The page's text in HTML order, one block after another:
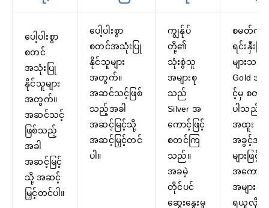
ပေါ့ပါးစွာ
စတင်
အသုံးပြု
နိုင်သူများ
အတွက်။
အဆင်သင့်
ဖြစ်သည့်
အခါ
အဆင့်မြင့်
သို့ အဆင့်
မြှင့်တင်ပါ။
ပေါ့ပါးစွာ
စတင်အသုံးပြု
နိုင်သူများ
အတွက်။
အဆင်သင့်ဖြစ်
သည့်အခါ
အဆင့်မြင့်သို့
အဆင့်မြှင့်တင်
ပါ။
ကျွန်ုပ်
တို့၏
သုံးစွဲသူ
အများစု
သည်
Silver အ
ကောင့်ဖြင့်
စတင်ကြ
သည်။
အခမဲ့
တိုင်ပင်
ဆွေးနွေးမှု
စမတ်ကျ
ရင်းနှီးမြှု
များသည်
Gold အ
င့်မှ စတင်
ပါသည်။
အထူး
အခွင့်အရ
များဖြင့်
အကောင့်
အများဆုံး
ရယူလိုက်ပ